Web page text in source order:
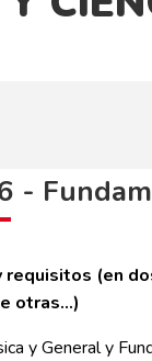
-
(en
otras...)
y General y